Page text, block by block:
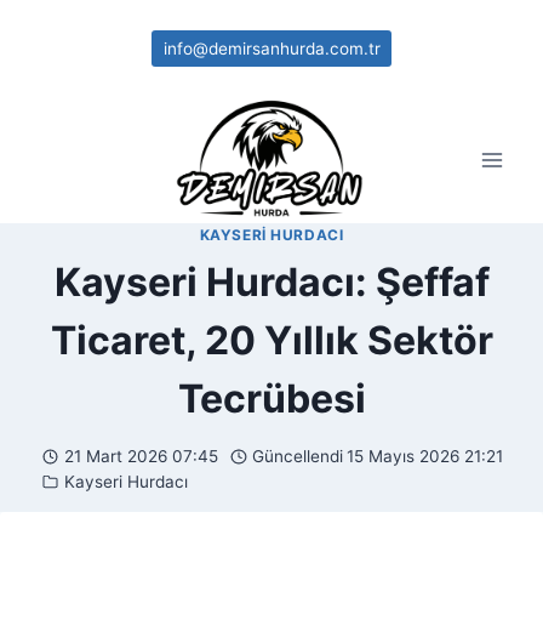
info@demirsanhurda.com.tr
KAYSERI HURDACI
Kayseri Hurdacı: Şeffaf
Ticaret, 20 Yıllık Sektör
Tecrübesi
21 Mart 2026 07:45 Güncellendi 15 Mayıs 2026 21:21
Kayseri Hurdacı